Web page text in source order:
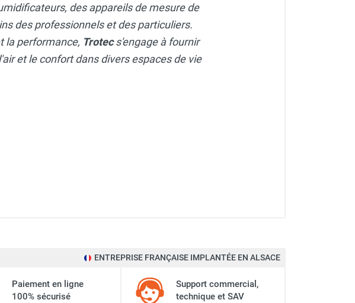
des appareils de mesure de
des professionnels et des particuliers.
la performance, Trotecs'engage à fournir
et le confort dans divers espaces de vie
ENTREPRISE FRANÇAISE IMPLANTÉE EN ALSACE
Paiement en ligne
100% sécurisé
Support commercial,
technique et SAV